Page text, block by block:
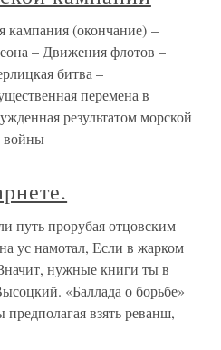
кампания (окончание) –
– Движения флотов –
битва –
перемена в
результатом морской
войны
путь прорубая отцовским
ус намотал, Если в жарком
нужные книги ты в
«Баллада о борьбе»
взять реванш,